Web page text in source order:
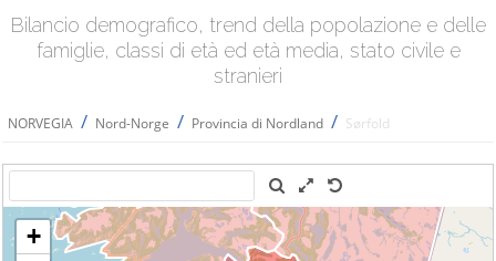
Bilancio demografico, trend della popolazione e delle
famiglie, classi di età ed età media, stato civile e
stranieri
NORVEGIA / Nord-Norge / Provincia di Nordland / Sørfold